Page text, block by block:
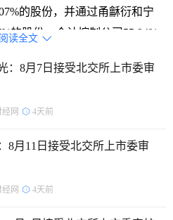
的股份，并通过甬龢衍和宁
的股份，合计控制公司55.94%
与敬兵女士系夫妻关系。陈志
万股股份、 敬兵直接持有公司
接持股数量占公司股本总额
甬龢衍合计持有公司
股本总额的55.60%；并通过
行事务合伙人控制公司0.34%
、敬兵女士累计控制的公司
读全文 
：8月7日接受北交所上市委审
网 4天前
8月11日接受北交所上市委审
网 4天前